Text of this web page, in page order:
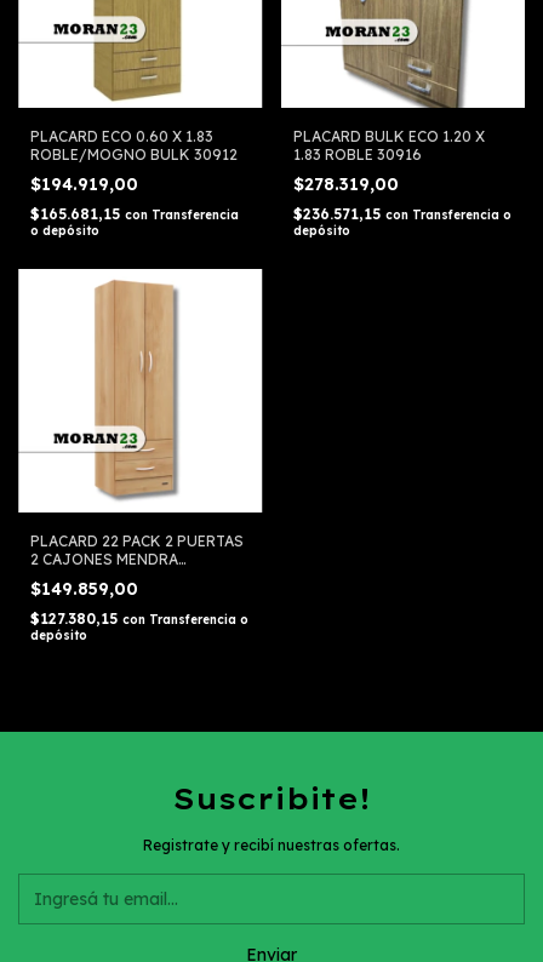
PLACARD ECO 0.60 X 1.83
ROBLE/MOGNO BULK 30912
$194.919,00
$165.681,15 con Transferencia
o depósito
PLACARD BULK ECO 1.20 X
1.83 ROBLE 30916
$278.319,00
$236.571,15 con Transferencia o
depósito
PLACARD 22 PACK 2 PUERTAS
2 CAJONES MENDRA
MOSCONI 56234
$149.859,00
$127.380,15 con Transferencia o
depósito
Suscribite!
Registrate y recibí nuestras ofertas.